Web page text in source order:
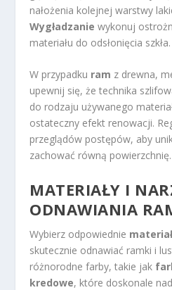
nałożenia kolejnej warstwy
Wygładzanie wykonuj
materiału do odsłonięcia szkła.
W przypadku ram z drewna,
upewnij się, że technika
do rodzaju używanego
ostateczny efekt renowacji.
przeglądów postępów, aby
zachować równą powierzchnię.
MATERIAŁY I
ODNAWIANIA
Wybierz odpowiednie
skutecznie odnawiać ramki i
różnorodne farby, takie jak
kredowe, które doskonale